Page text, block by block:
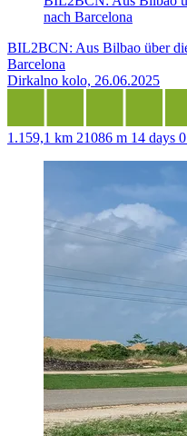
nach Barcelona
BIL2BCN: Aus Bilbao über
Barcelona
Dirkalno kolo, 26.06.2025
1.159,1 km 21086 m 14 days